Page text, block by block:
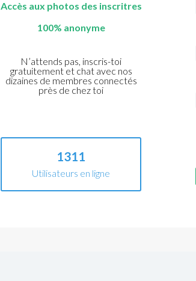
Accès aux photos des inscritres
100% anonyme
N’attends pas, inscris-toi
gratuitement et chat avec nos
dizaines de membres connectés
près de chez toi
1311
Utilisateurs en ligne